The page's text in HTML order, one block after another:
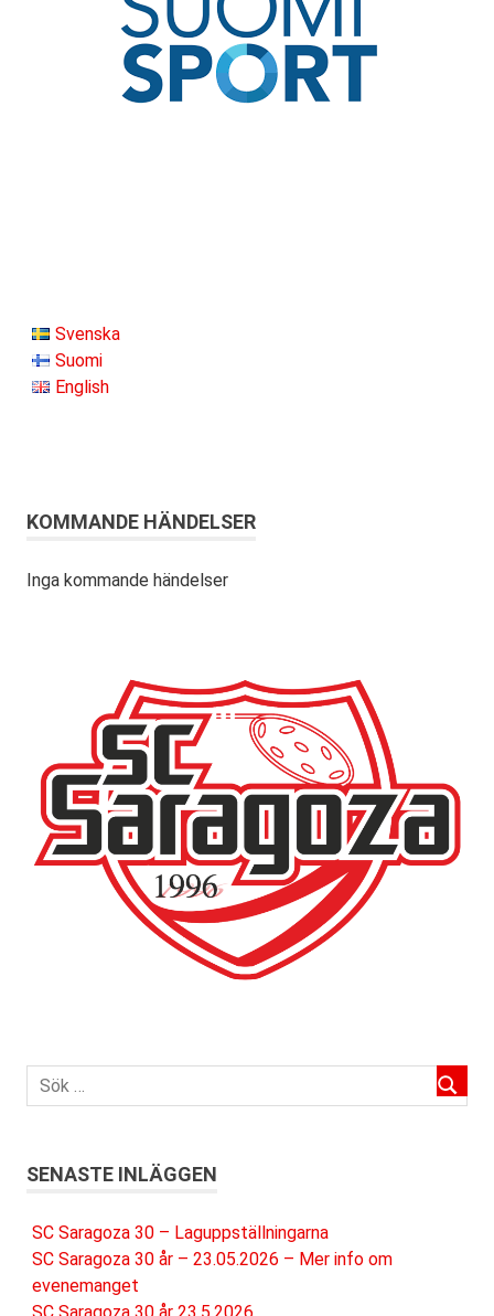
Svenska
Suomi
English
KOMMANDE HÄNDELSER
Inga kommande händelser
SENASTE INLÄGGEN
SC Saragoza 30 – Laguppställningarna
SC Saragoza 30 år – 23.05.2026 – Mer info om
evenemanget